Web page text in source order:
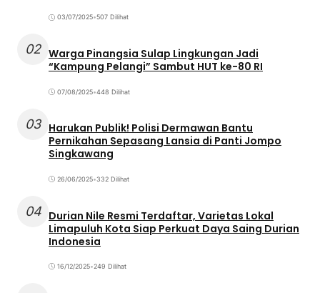
03/07/2025•507 Dilihat
02 Warga Pinangsia Sulap Lingkungan Jadi
“Kampung Pelangi” Sambut HUT ke-80 RI
07/08/2025•448 Dilihat
03 Harukan Publik! Polisi Dermawan Bantu
Pernikahan Sepasang Lansia di Panti Jompo
Singkawang
26/06/2025•332 Dilihat
04 Durian Nile Resmi Terdaftar, Varietas Lokal
Limapuluh Kota Siap Perkuat Daya Saing Durian
Indonesia
16/12/2025•249 Dilihat